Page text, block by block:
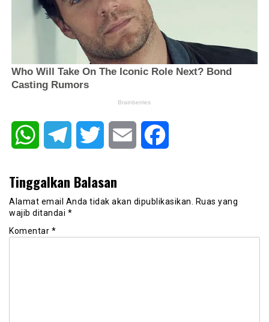
WhatsAppTelegram Twitter Email
Tinggalkan Balasan
Alamat email Anda tidak akan dipublikasikan.
Ruas yang
wajib ditandai *
Komentar *